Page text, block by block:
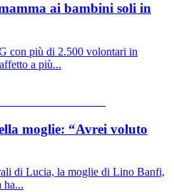
ai bambini soli in
con più di 2.500 volontari in
a più...
moglie: “Avrei voluto
di Lucia, la moglie di Lino Banfi,
ha...